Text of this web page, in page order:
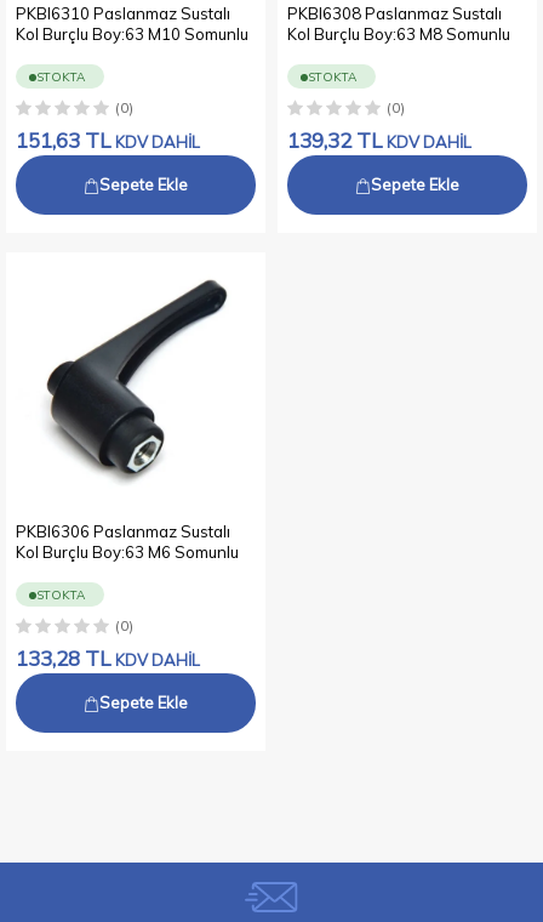
PKBI6310 Paslanmaz Sustalı
Kol Burçlu Boy:63 M10 Somunlu
STOKTA
(0)
151,63 TL KDV DAHİL
Sepete Ekle
PKBI6308 Paslanmaz Sustalı
Kol Burçlu Boy:63 M8 Somunlu
STOKTA
(0)
139,32TL KDV DAHİL
Sepete Ekle
PKBI6306 Paslanmaz Sustalı
Kol Burçlu Boy:63 M6 Somunlu
STOKTA
(0)
133,28 TL KDV DAHİL
Sepete Ekle